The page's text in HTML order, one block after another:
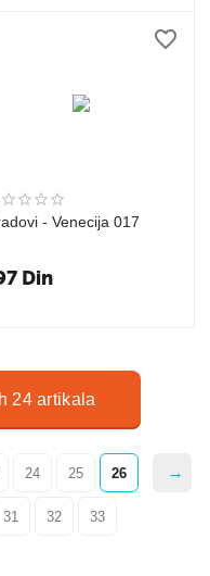
- Venecija 017
Din
24 artikala
24 25 26
31 32 33